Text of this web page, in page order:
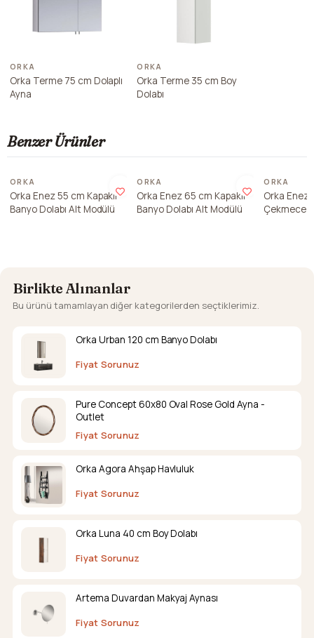
ORKA
Orka Terme 75 cm Dolaplı
Ayna
ORKA
Orka Terme 35 cm Boy
Dolabı
Benzer Ürünler
ORKA
Orka Enez 55 cm Kapaklı
Banyo Dolabı Alt Modülü
ORKA
Orka Enez 65 cm Kapaklı
Banyo Dolabı Alt Modülü
ORKA
Orka Enez
Çekmece
Birlikte Alınanlar
Bu ürünü tamamlayan diğer kategorilerden seçtiklerimiz.
Orka Urban 120 cm Banyo Dolabı
Fiyat Sorunuz
Pure Concept 60x80 Oval Rose Gold Ayna -
Outlet
Fiyat Sorunuz
Orka Agora Ahşap Havluluk
Fiyat Sorunuz
Orka Luna 40 cm Boy Dolabı
Fiyat Sorunuz
Artema Duvardan Makyaj Aynası
Fiyat Sorunuz